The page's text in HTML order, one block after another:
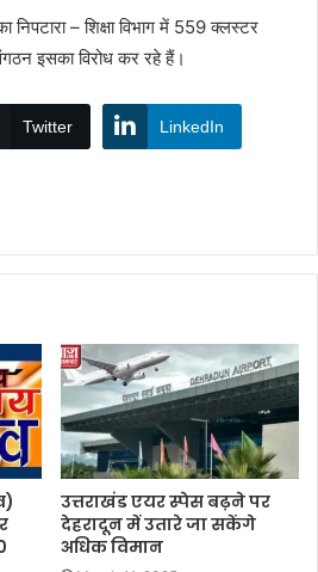
निपटारा – शिक्षा विभाग में 559 क्लस्टर
इसका विरोध कर रहे हैं।
Twitter LinkedIn
उत्तराखंड एयर स्पेस बढ़ने पर
देहरादून में उतारे जा सकेंगे
अधिक विमान